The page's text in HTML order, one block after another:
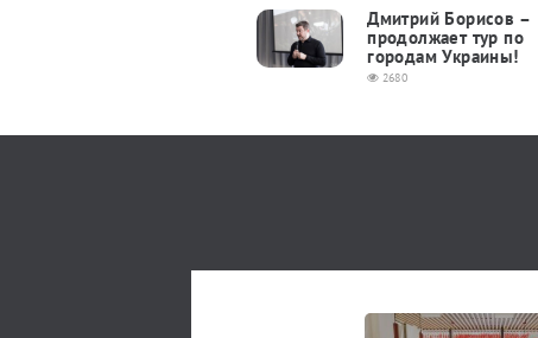
Дмитрий Борисов –
продолжает тур по
городам Украины!
2680